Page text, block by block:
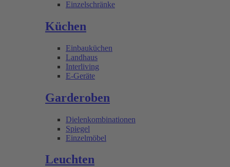
Einzelschränke
Küchen
Einbauküchen
Landhaus
Interliving
E-Geräte
Garderoben
Dielenkombinationen
Spiegel
Einzelmöbel
Leuchten